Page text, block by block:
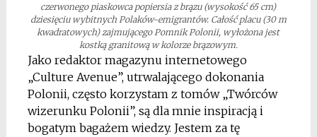
czerwonego piaskowca popiersia z brązu (wysokość 65 cm)
dziesięciu wybitnych Polaków-emigrantów. Całość placu (30 m
kwadratowych) zajmującego Pomnik Polonii, wyłożona jest
kostką granitową w kolorze brązowym.
Jako redaktor magazynu internetowego
„Culture Avenue”, utrwalającego dokonania
Polonii, często korzystam z tomów „Twórców
wizerunku Polonii”, są dla mnie inspiracją i
bogatym bagażem wiedzy. Jestem za tę